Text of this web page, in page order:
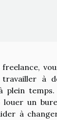
à
plein
louer un
à